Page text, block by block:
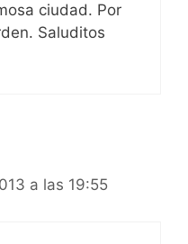
ciudad. Por
Saluditos
a las 19:55